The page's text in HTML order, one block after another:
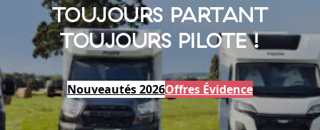
TOUJOURS PARTANT
TOUJOURS PILOTE !
Nouveautés 2026Offres Évidence